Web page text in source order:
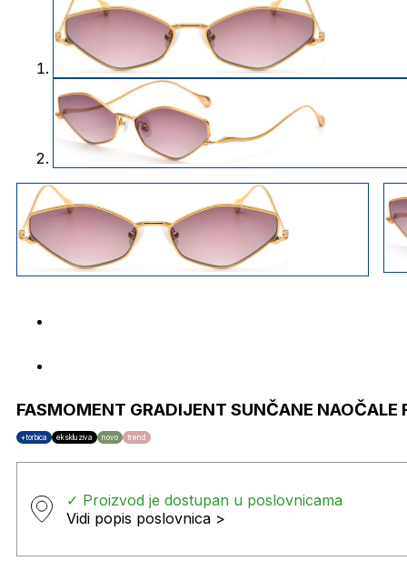
FASMOMENT GRADIJENT SUNČANE NAOČALE
+torbica ekskluziva novo trend
✓ Proizvod je dostupan u poslovnicama
Vidi popis poslovnica >